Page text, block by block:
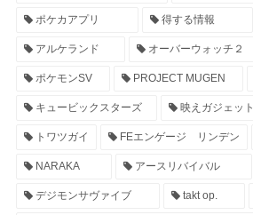
ポケカアプリ 得する情報
アルケランド オーバーウォッチ２
ポケモンSV PROJECT MUGEN
キュービックスターズ 映えガジェット
トワツガイ FEエンゲージ リンデン
NARAKA アースリバイバル
デジモンサヴァイブ takt op.